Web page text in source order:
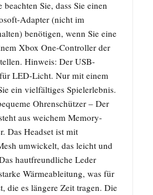
Sie, dass Sie einen
Adapter (nicht im
benötigen, wenn Sie eine
Xbox One-Controller der
Hinweis: Der USB-
LED-Licht. Nur mit einem
ein vielfältiges Spielerlebnis.
Ohrenschützer – Der
aus weichem Memory-
Das Headset ist mit
umwickelt, das leicht und
hautfreundliche Leder
Wärmeableitung, was für
die es längere Zeit tragen. Die